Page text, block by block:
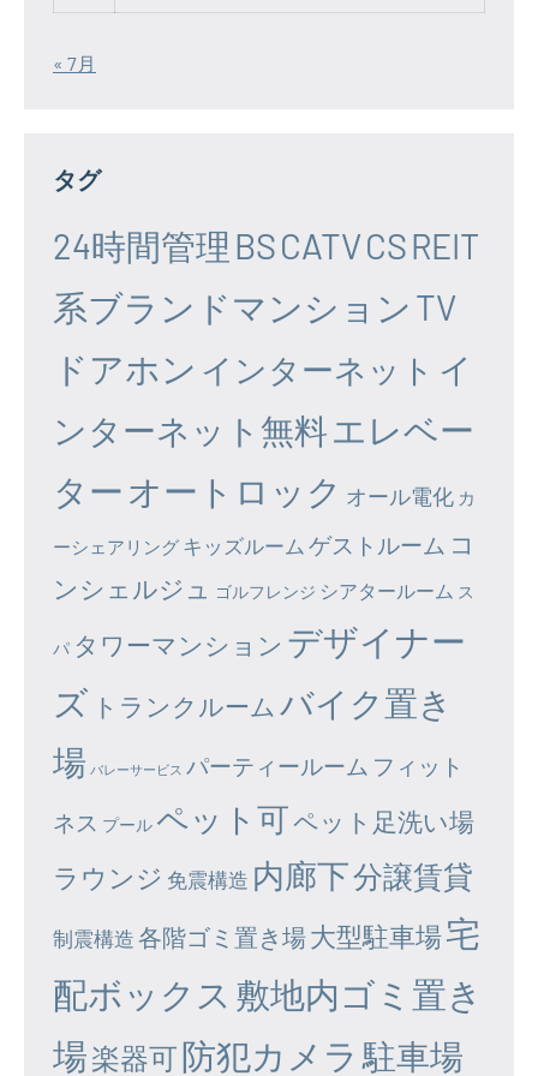
« 7月
タグ
24時間管理 BSCATVCSREIT
系ブランドマンション TV
ドアホン インターネット イ
ンターネット無料エレベー
ター オートロック オール電化 カ
ーシェアリング キッズルーム ゲストルーム コ
ンシェルジュ
ゴルフレンジ シアタールーム ス
パ タワーマンション デザイナー
ズ トランクルーム バイク置き
場 バレーサービス パーティールーム フィット
ネス プール ペット可ペット足洗い場
ラウンジ 免震構造 内廊下分譲賃貸
制震構造 各階ゴミ置き場大型駐車場宅
配ボックス 敷地内ゴミ置き
場楽器可防犯カメラ 駐車場